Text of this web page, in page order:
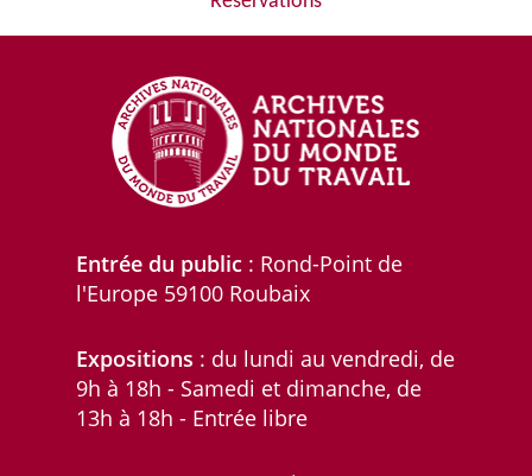
Entrée du public : Rond-Point de
l'Europe 59100 Roubaix
Expositions : du lundi au vendredi, de
9h à 18h - Samedi et dimanche, de
13h à 18h - Entrée libre